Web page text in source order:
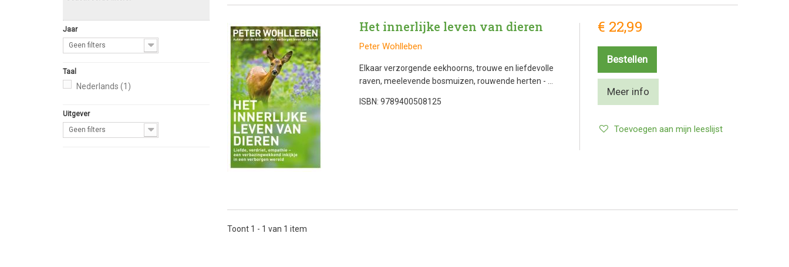
Jaar
Geen filters
Taal
Nederlands (1)
Uitgever
Geen filters
Het innerlijke leven van dieren
Peter Wohlleben
Elkaar verzorgende eekhoorns, trouwe en liefdevolle
raven, meelevende bosmuizen, rouwende herten - …
ISBN: 9789400508125
€ 22,99
Bestellen
Meer info
Toevoegen aan mijn leeslijst
Toont 1 - 1 van 1 item